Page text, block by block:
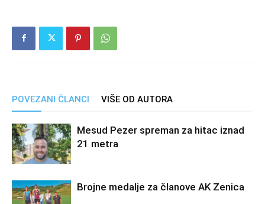
POVEZANI ČLANCI VIŠE OD AUTORA
Mesud Pezer spreman za hitac iznad
21 metra
Brojne medalje za članove AK Zenica